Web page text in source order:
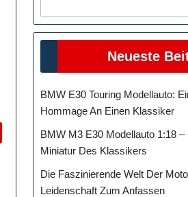
Neueste
BMW E30 Touring Modellauto:
Hommage An Einen Klassiker
BMW M3 E30 Modellauto 1:18 –
Miniatur Des Klassikers
Die Faszinierende Welt Der
Leidenschaft Zum Anfassen